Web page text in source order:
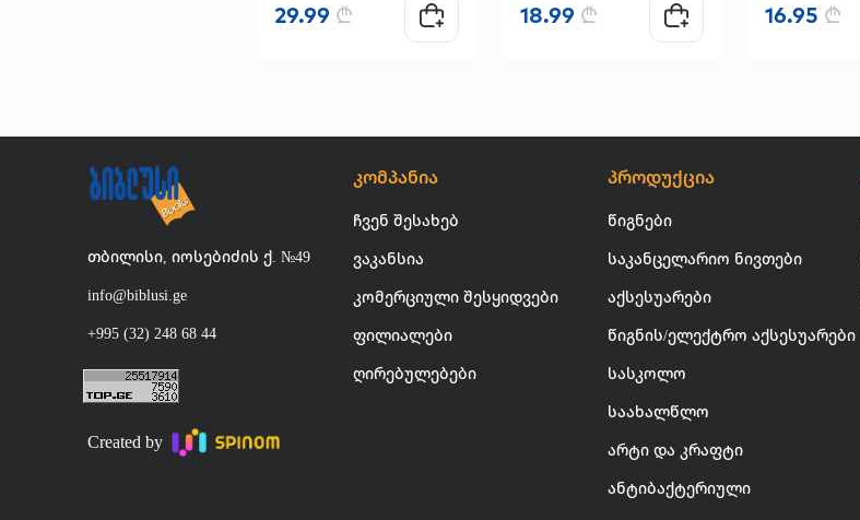
29.99 ₾ 18.99 ₾ 16.95 ₾
თბილისი, იოსებიძის ქ. №49
info@biblusi.ge
+995 (32) 248 68 44
Created by
კომპანია
ჩვენ შესახებ
ვაკანსია
კომერციული შესყიდვები
ფილიალები
ღირებულებები
პროდუქცია
წიგნები
საკანცელარიო ნივთები
აქსესუარები
წიგნის/ელექტრო აქსესუარები
სასკოლო
საახალწლო
არტი და კრაფტი
ანტიბაქტერიული